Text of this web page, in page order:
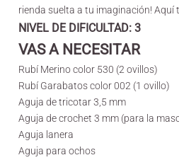
rienda suelta a tu imaginación! Aquí
NIVEL DE DIFICULTAD: 3
VAS A NECESITAR
Rubí Merino color 530 (2 ovillos)
Rubí Garabatos color 002 (1 ovillo)
Aguja de tricotar 3,5 mm
Aguja de crochet 3 mm (para la
Aguja lanera
Aguja para ochos